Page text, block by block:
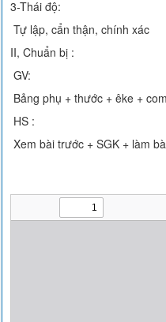
3-Thái độ:
Tự lập, cẩn thận, chính xác
II, Chuẩn bị :
GV:
Bảng phụ + thước + êke +
HS :
Xem bài trước + SGK + làm